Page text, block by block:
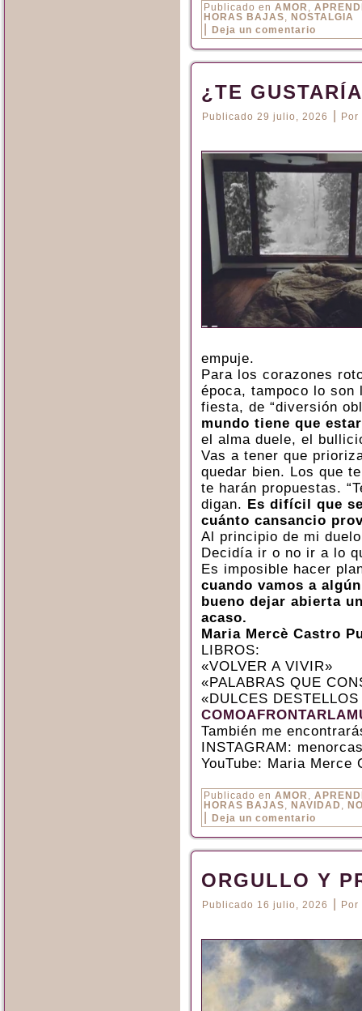
Publicado en AMOR ,
HORAS BAJAS, NOSTALGIA
Deja un comentario
¿TE
Publicado 29 julio, 2026 Por
empuje.
Para los corazones
época, tampoco lo
fiesta, de “diversión
mundo tiene que
el alma duele, el
Vas a tener que
quedar bien. Los que
te harán propuestas.
digan. Es difícil que
cuánto cansancio
Al principio de mi
Decidía ir o no ir a lo
Es imposible hacer
cuando vamos a
bueno dejar abierta
acaso.
Maria Mercè Castro
LIBROS:
«VOLVER A VIVIR»
«PALABRAS QUE
«DULCES
También me
INSTAGRAM:
YouTube: Maria Merce
Publicado en AMOR ,
HORAS BAJAS, NAVIDAD ,
Deja un comentario
ORGULLO Y
Publicado 16 julio, 2026 Por